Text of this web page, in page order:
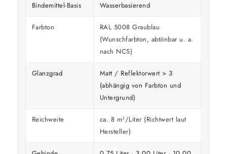
Bindemittel-Basis Wasserbasierend
Farbton
RAL 5008 Graublau
(Wunschfarbton, abtönbar u. a.
nach NCS)
Glanzgrad
Matt / Reflektorwert > 3
(abhängig von Farbton und
Untergrund)
Reichweite
ca. 8 m²/Liter (Richtwert laut
Hersteller)